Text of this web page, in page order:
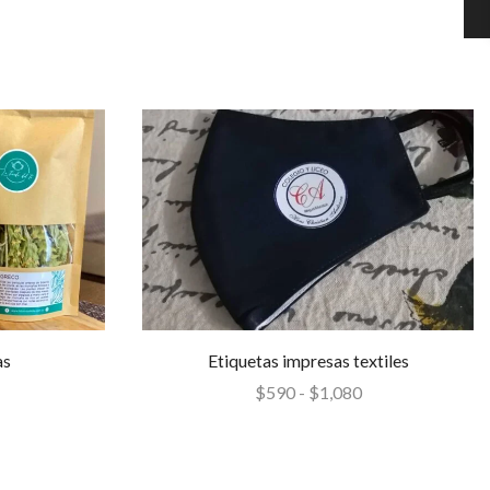
Etiquetas impresas textiles
$590 - $1,080